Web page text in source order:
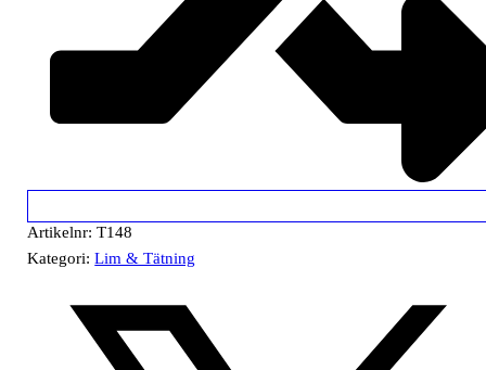
Artikelnr:T148
Kategori:Lim & Tätning